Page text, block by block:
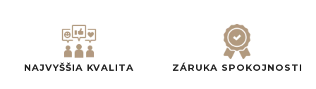
NAJVYŠŠIA KVALITA ZÁRUKA SPOKOJNOSTI